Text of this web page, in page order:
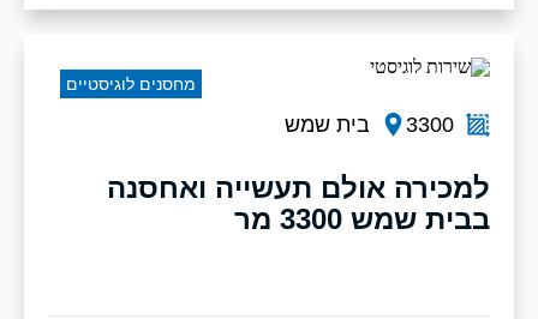
3300 בית שמש
למכירה אולם תעשייה ואחסנה
בבית שמש 3300 מר
מחסנים לוגיסטיים